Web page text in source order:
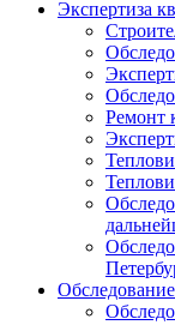
Экспертиза
Ремонт